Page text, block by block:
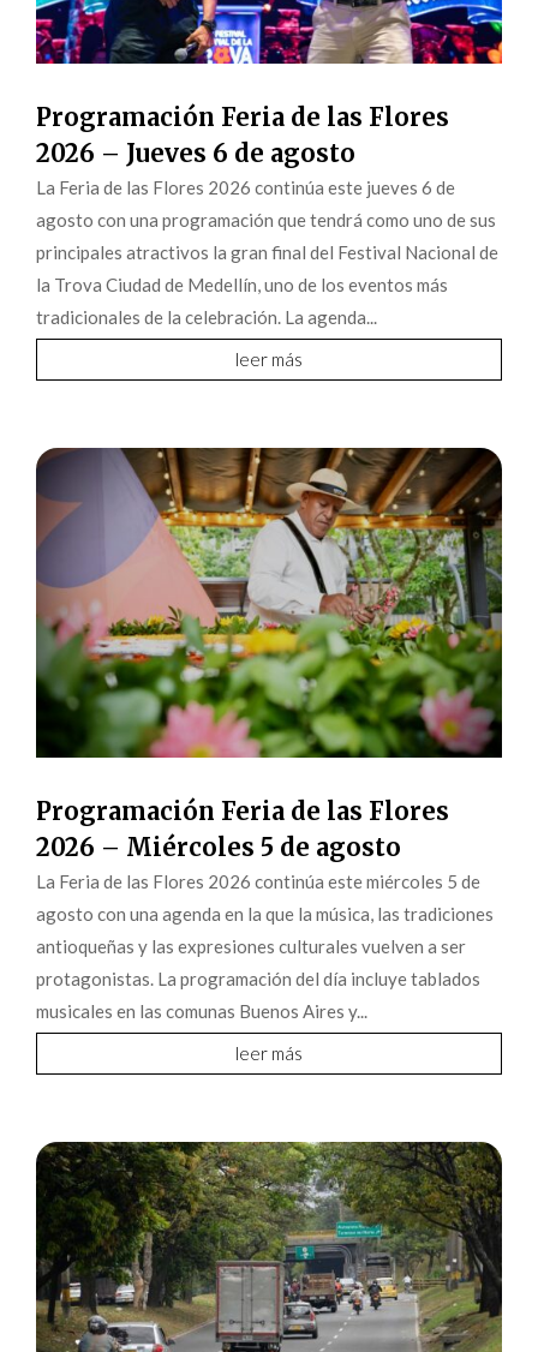
Programación Feria de las Flores
2026 – Jueves 6 de agosto
La Feria de las Flores 2026 continúa este jueves 6 de
agosto con una programación que tendrá como uno de sus
principales atractivos la gran final del Festival Nacional de
la Trova Ciudad de Medellín, uno de los eventos más
tradicionales de la celebración. La agenda...
leer más
Programación Feria de las Flores
2026 – Miércoles 5 de agosto
La Feria de las Flores 2026 continúa este miércoles 5 de
agosto con una agenda en la que la música, las tradiciones
antioqueñas y las expresiones culturales vuelven a ser
protagonistas. La programación del día incluye tablados
musicales en las comunas Buenos Aires y...
leer más